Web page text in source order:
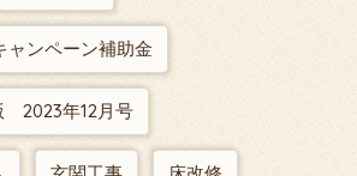
ャンペーン補助金
2023年12月号